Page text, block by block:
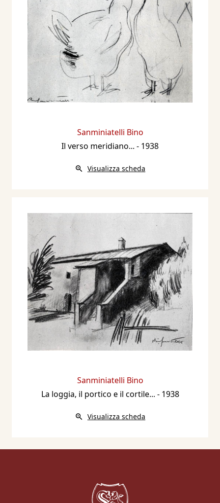
Sanminiatelli Bino
Il verso meridiano... - 1938
Visualizza scheda
Sanminiatelli Bino
La loggia, il portico e il cortile... - 1938
Visualizza scheda